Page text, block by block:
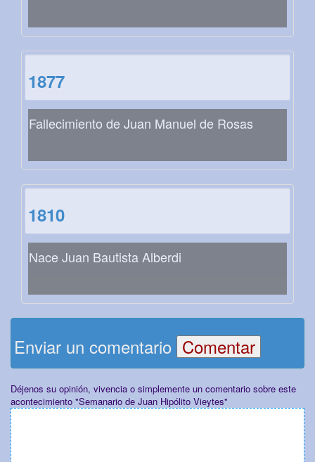
1877
Fallecimiento de Juan Manuel de Rosas
1810
Nace Juan Bautista Alberdi
Enviar un comentario
Déjenos su opinión, vivencia o simplemente un comentario sobre este
acontecimiento "Semanario de Juan Hipólito Vieytes"